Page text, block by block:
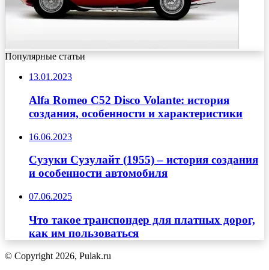
Популярные статьи
13.01.2023
Alfa Romeo C52 Disco Volante: история
создания, особенности и характеристики
16.06.2023
Сузуки Сузулайт (1955) – история создания
и особенности автомобиля
07.06.2025
Что такое транспондер для платных дорог,
как им пользоваться
© Copyright 2026, Pulak.ru